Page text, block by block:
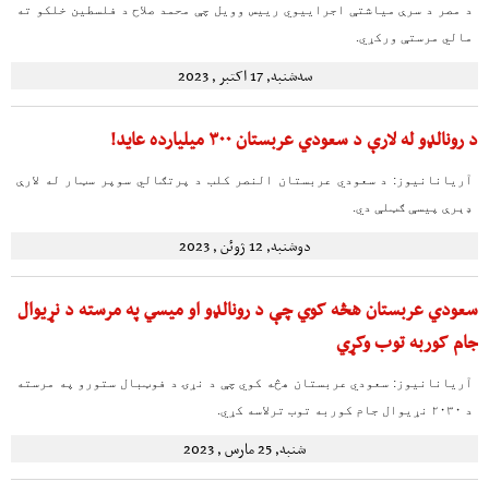
د مصر د سرې میاشتې اجراییوي رییس وویل چې محمد صلاح د فلسطین خلکو ته
مالي مرستې ورکړي.
سه‌شنبه, 17 اکتبر , 2023
د رونالډو له لارې د سعودي عربستان ۳۰۰ میلیارده عاید!
آریانانیوز: د سعودي عربستان النصر کلب د پرتګالي سوپر سټار له لارې
ډېرې پیسې ګټلې دي.
دوشنبه, 12 ژوئن , 2023
سعودي عربستان هڅه کوي چې د رونالډو او میسي په مرسته د نړیوال
جام کوربه توب وکړي
آریانانیوز: سعودي عربستان هڅه کوي چې د نړۍ د فوټبال ستورو په مرسته
د ۲۰۳۰ نړیوال جام کوربه توب ترلاسه کړي.
شنبه, 25 مارس , 2023